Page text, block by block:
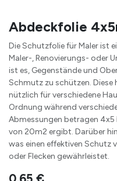
Abdeckfolie
Die Schutzfolie für Maler ist
Maler-, Renovierungs- oder
ist es, Gegenstände und
Schmutz zu schützen.
nützlich für verschiedene
Ordnung während
Abmessungen betragen 4x5
von 20m2 ergibt. Darüber
was einen effektiven Schutz
oder Flecken gewährleistet.